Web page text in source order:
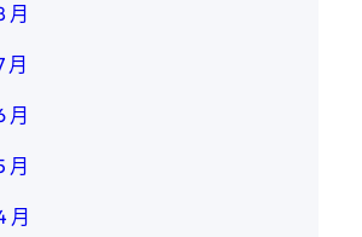
月
月
月
月
月